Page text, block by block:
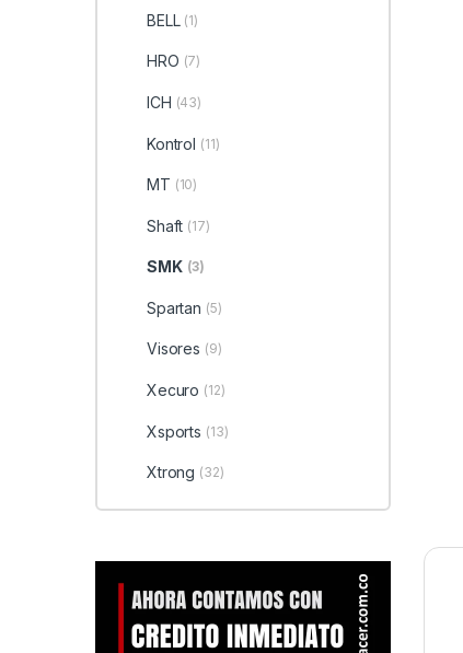
BELL (1)
HRO (7)
ICH (43)
Kontrol (11)
MT (10)
Shaft (17)
SMK (3)
Spartan (5)
Visores (9)
Xecuro (12)
Xsports (13)
Xtrong (32)